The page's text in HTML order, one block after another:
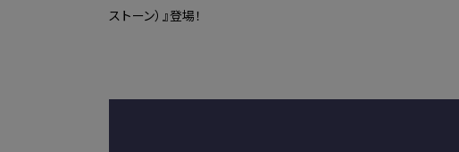
ストーン）』登場！